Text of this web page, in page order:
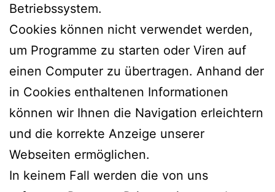
Betriebssystem.
Cookies können nicht verwendet werden,
um Programme zu starten oder Viren auf
einen Computer zu übertragen. Anhand der
in Cookies enthaltenen Informationen
können wir Ihnen die Navigation erleichtern
und die korrekte Anzeige unserer
Webseiten ermöglichen.
In keinem Fall werden die von uns